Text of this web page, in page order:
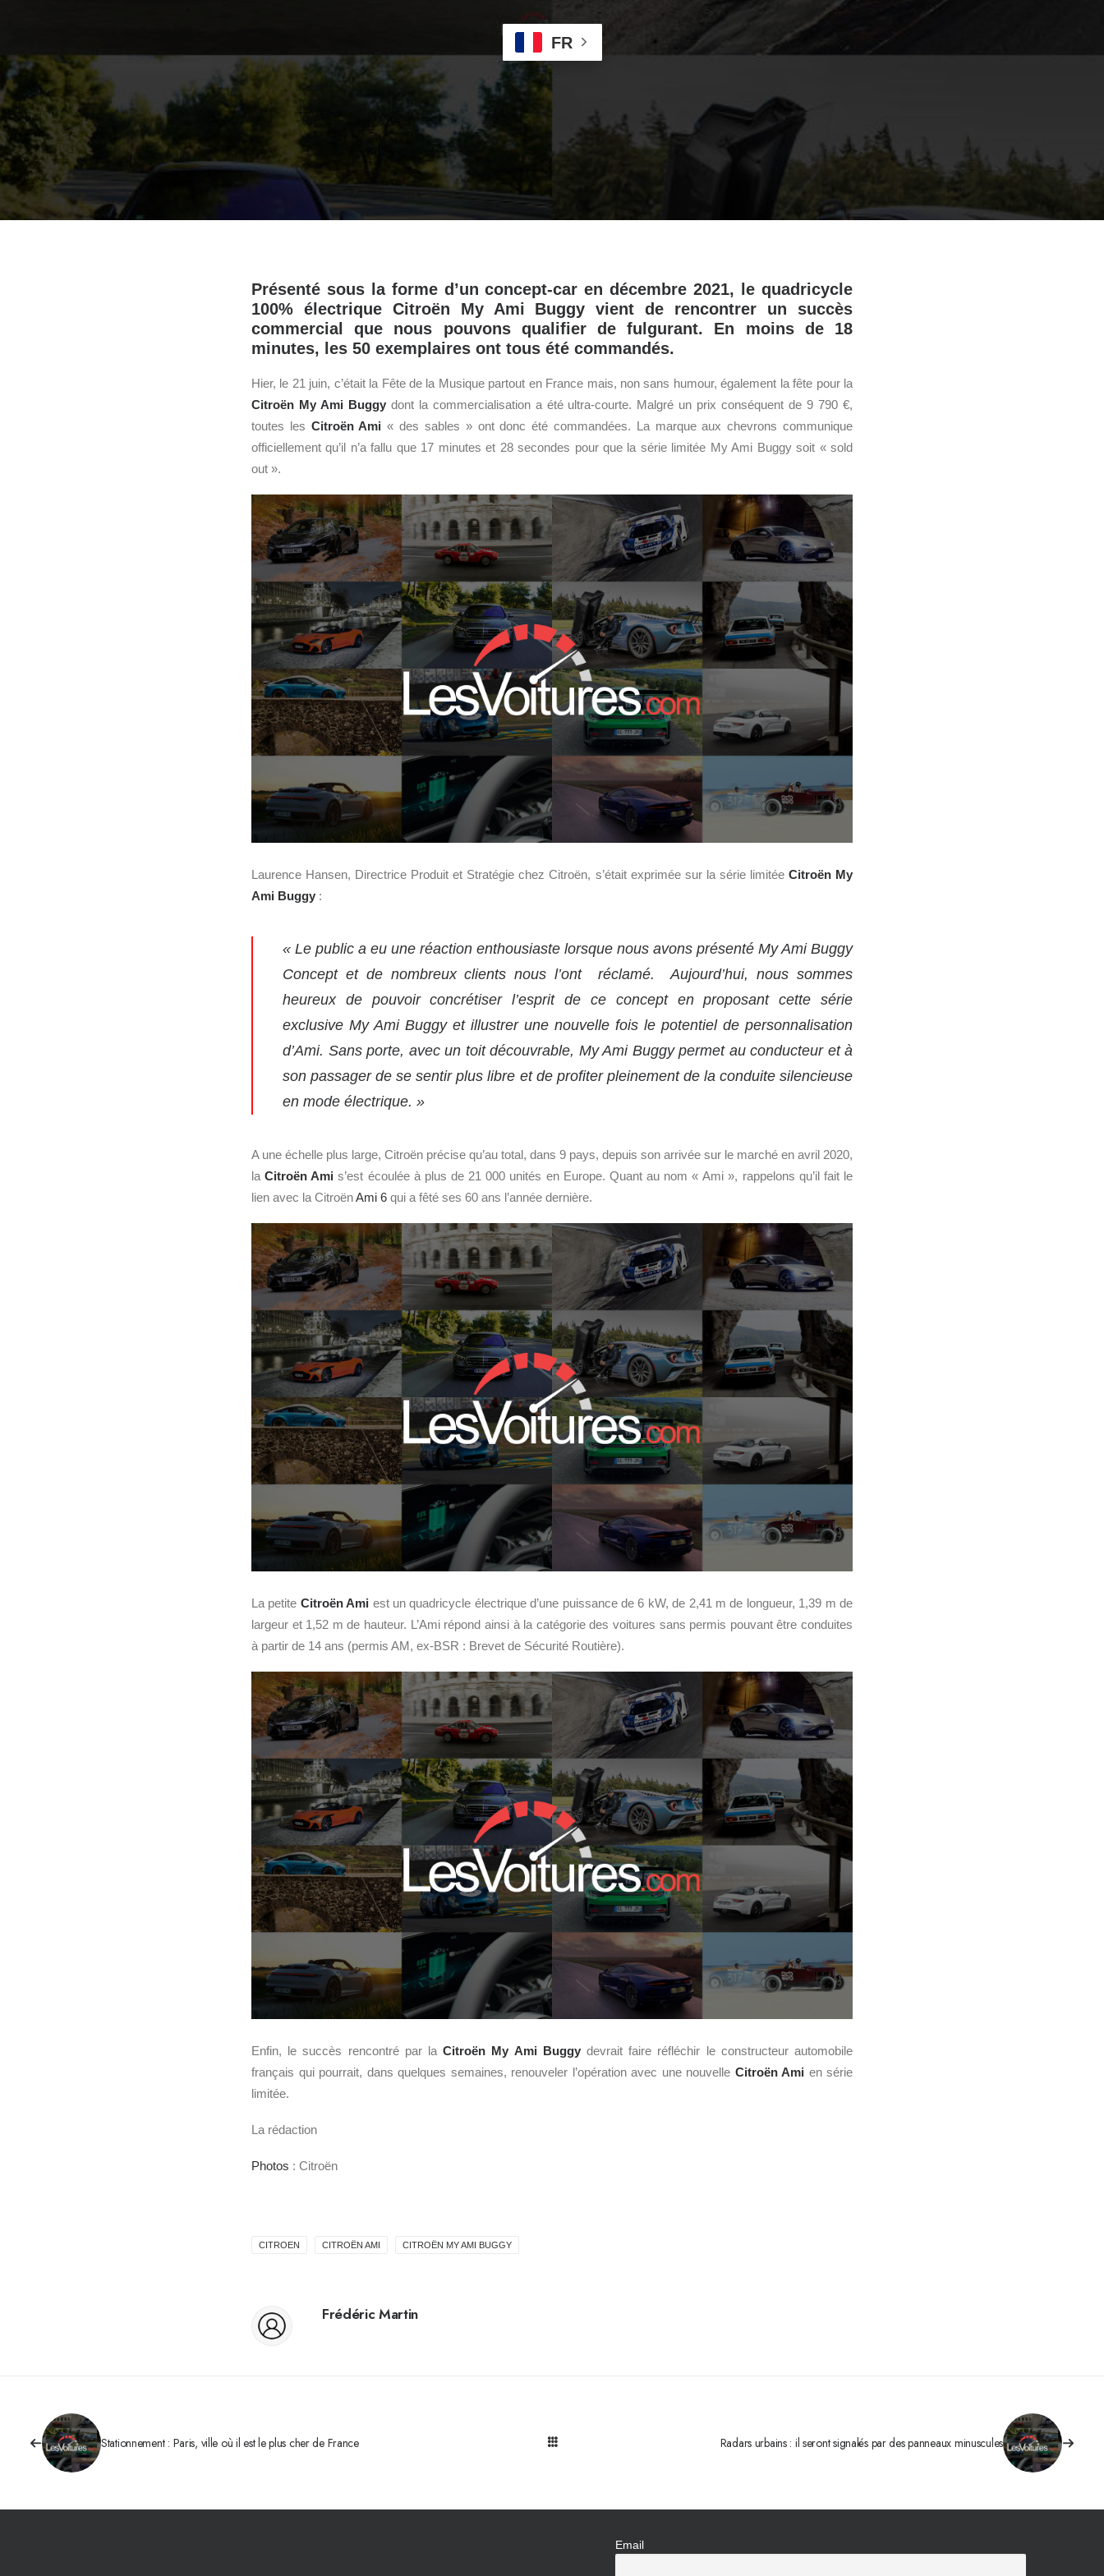
FR
Présenté sous la forme d’un concept-car en décembre 2021, le quadricycle
100% électrique Citroën My Ami Buggy vient de rencontrer un succès
commercial que nous pouvons qualifier de fulgurant. En moins de 18
minutes, les 50 exemplaires ont tous été commandés.
Hier, le 21 juin, c’était la Fête de la Musique partout en France mais, non sans humour, également la fête pour la
Citroën My Ami Buggydont la commercialisation a été ultra-courte. Malgré un prix conséquent de 9 790 €,
toutes les Citroën Ami « des sables » ont donc été commandées. La marque aux chevrons communique
officiellement qu’il n’a fallu que 17 minutes et 28 secondes pour que la série limitée My Ami Buggy soit « sold
out ».
Laurence Hansen, Directrice Produit et Stratégie chez Citroën, s’était exprimée sur la série limitée Citroën My
Ami Buggy :
« Le public a eu une réaction enthousiaste lorsque nous avons présenté My Ami Buggy
Concept et de nombreux clients nous l’ont réclamé. Aujourd’hui, nous sommes
heureux de pouvoir concrétiser l’esprit de ce concept en proposant cette série
exclusive My Ami Buggy et illustrer une nouvelle fois le potentiel de personnalisation
d’Ami. Sans porte, avec un toit découvrable, My Ami Buggy permet au conducteur et à
son passager de se sentir plus libre et de profiter pleinement de la conduite silencieuse
en mode électrique. »
A une échelle plus large, Citroën précise qu’au total, dans 9 pays, depuis son arrivée sur le marché en avril 2020,
laCitroën Ami s’est écoulée à plus de 21 000 unités en Europe. Quant au nom « Ami », rappelons qu’il fait le
lien avec la CitroënAmi 6 qui a fêté ses 60 ans l’année dernière.
La petite Citroën Ami est un quadricycle électrique d’une puissance de 6 kW, de 2,41 m de longueur, 1,39 m de
largeur et 1,52 m de hauteur. L’Ami répond ainsi à la catégorie des voitures sans permis pouvant être conduites
à partir de 14 ans (permis AM, ex-BSR : Brevet de Sécurité Routière).
Enfin, le succès rencontré par laCitroën My Ami Buggydevrait faire réfléchir le constructeur automobile
français qui pourrait, dans quelques semaines, renouveler l’opération avec une nouvelle Citroën Ami en série
limitée.
La rédaction
Photos : Citroën
CITROEN CITROËN AMI CITROËN MY AMI BUGGY
Frédéric Martin
Stationnement : Paris, ville où il est le plus cher de France Radars urbains : il seront signalés par des panneaux minuscules
Email